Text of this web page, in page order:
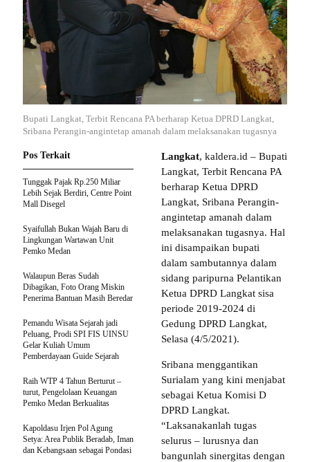
Bupati Langkat, Terbit Rencana PA berharap Ketua DPRD Langkat,
Sribana Perangin-angintetap amanah dalam melaksanakan tugasnya
Langkat, kaldera.id – Bupati
Langkat, Terbit Rencana PA
berharap Ketua DPRD
Langkat, Sribana Perangin-
angintetap amanah dalam
melaksanakan tugasnya. Hal
ini disampaikan bupati
dalam sambutannya dalam
sidang paripurna Pelantikan
Ketua DPRD Langkat sisa
periode 2019-2024 di
Gedung DPRD Langkat,
Selasa (4/5/2021).
Sribana menggantikan
Surialam yang kini menjabat
sebagai Ketua Komisi D
DPRD Langkat.
“Laksanakanlah tugas
selurus – lurusnya dan
bangunlah sinergitas dengan
Pos Terkait
Tunggak Pajak Rp.250 Miliar
Lebih Sejak Berdiri, Centre Point
Mall Disegel
Syaifullah Bukan Wajah Baru di
Lingkungan Wartawan Unit
Pemko Medan
Walaupun Beras Sudah
Dibagikan, Foto Orang Miskin
Penerima Bantuan Masih Beredar
Pemandu Wisata Sejarah jadi
Peluang, Prodi SPI FIS UINSU
Gelar Kuliah Umum
Pemberdayaan Guide Sejarah
Raih WTP 4 Tahun Berturut –
turut, Pengelolaan Keuangan
Pemko Medan Berkualitas
Kapoldasu Irjen Pol Agung
Setya: Area Publik Beradab, Iman
dan Kebangsaan sebagai Pondasi